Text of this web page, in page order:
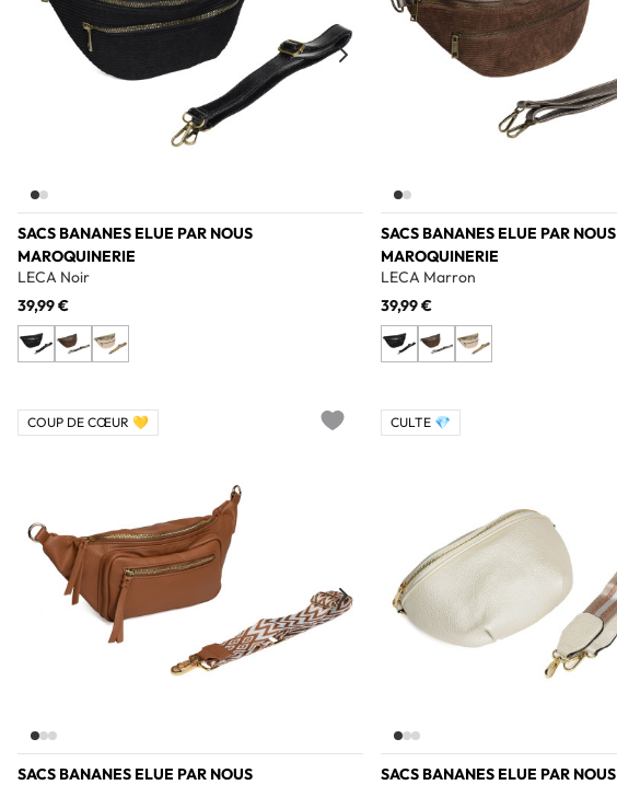
SACS BANANES ELUE PAR NOUS
MAROQUINERIE
LECA Noir
39,99 €
SACS BANANES ELUE PAR NOUS
MAROQUINERIE
LECA Marron
39,99 €
SACS BANANES ELUE PAR NOUS
COUP DE CŒUR 💛
SACS BANANES ELUE PAR NOUS
CULTE 💎